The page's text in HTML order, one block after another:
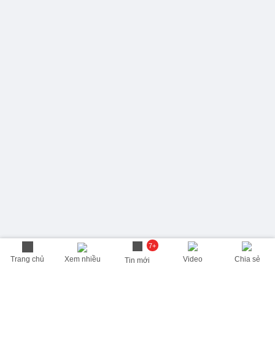
Trang chủ Xem nhiều
7+
Tin mới Video Chia sẻ